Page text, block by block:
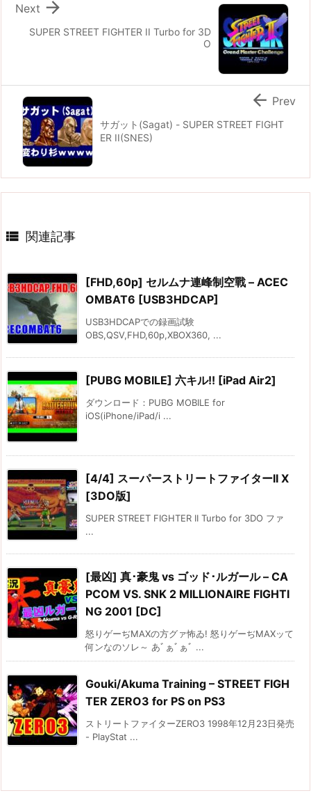
SUPER STREET FIGHTER II Turbo for 3D
O

Next
サガット(Sagat) - SUPER STREET FIGHT
ER II(SNES)
 Prev
 関連記事
[FHD,60p] セルムナ連峰制空戰 – ACEC
OMBAT6 [USB3HDCAP]
USB3HDCAPでの録画試験
OBS,QSV,FHD,60p,XBOX360, ...
[PUBG MOBILE] 六キル!! [iPad Air2]
ダウンロード：PUBG MOBILE for
iOS(iPhone/iPad/i ...
[4/4] スーパーストリートファイターII X
[3DO版]
SUPER STREET FIGHTER II Turbo for 3DO ファ
...
[最凶] 真･豪鬼 vs ゴッド･ルガール – CA
PCOM VS. SNK 2 MILLIONAIRE FIGHTI
NG 2001 [DC]
怒りゲーぢMAXの方グァ怖ゐ! 怒りゲーぢMAXッて
何ンなのソレ～ あﾞぁﾞぁﾞ ...
Gouki/Akuma Training – STREET FIGH
TER ZERO3 for PS on PS3
ストリートファイターZERO3 1998年12月23日発売
- PlayStat ...